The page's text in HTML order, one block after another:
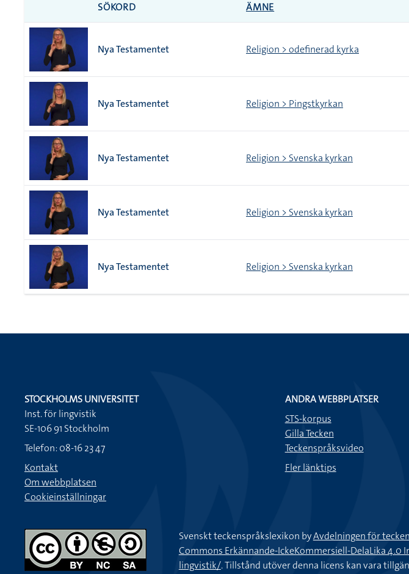
SÖKORD ÄMNE
Nya Testamentet Religion > odefinerad kyrka
Nya Testamentet Religion > Pingstkyrkan
Nya Testamentet Religion > Svenska kyrkan
Nya Testamentet Religion > Svenska kyrkan
Nya Testamentet Religion > Svenska kyrkan
STOCKHOLMS UNIVERSITET
Inst. för lingvistik
SE-106 91 Stockholm
Telefon: 08-16 23 47
Kontakt
Om webbplatsen
Cookieinställningar
ANDRA WEBBPLATSER
STS-korpus
Gilla Tecken
Teckenspråksvideo
Fler länktips
Svenskt teckenspråkslexikon byAvdelningen för
Commons Erkännande-IckeKommersiell-DelaLika 4.0
lingvistik/. Tillstånd utöver denna licens kan vara